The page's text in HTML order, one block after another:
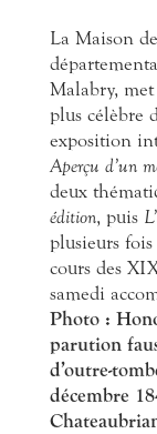
La Maison
Malabry,
plus célèbre
exposition
Aperçu d’un
deux
édition, puis
plusieurs
cours des
samedi
Photo :
parution
d’outre-
décembre